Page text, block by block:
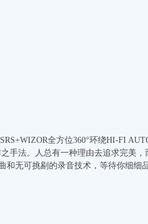
全方位360°环绕HI-FI
手法。人总有一种理由去追求完美，
无可挑剔的录音技术，等待你细细